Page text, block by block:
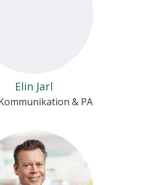
Elin Jarl
& PA